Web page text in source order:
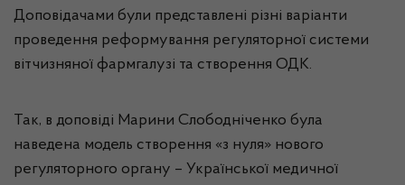
Доповідачами були представлені різні варіанти
проведення реформування регуляторної системи
вітчизняної фармгалузі та створення ОДК.
Так, в доповіді Марини Слободніченко була
наведена модель створення «з нуля» нового
регуляторного органу – Української медичної